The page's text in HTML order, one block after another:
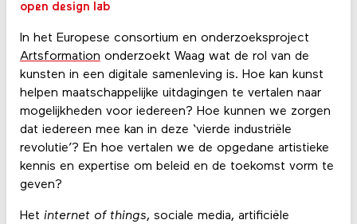
open design lab
In het Europese consortium en onderzoeksproject
Artsformation onderzoekt Waag wat de rol van de
kunsten in een digitale samenleving is. Hoe kan kunst
helpen maatschappelijke uitdagingen te vertalen naar
mogelijkheden voor iedereen? Hoe kunnen we zorgen
dat iedereen mee kan in deze ‘vierde industriële
revolutie’? En hoe vertalen we de opgedane artistieke
kennis en expertise om beleid en de toekomst vorm te
geven?
Het internet of things, sociale media, artificiële